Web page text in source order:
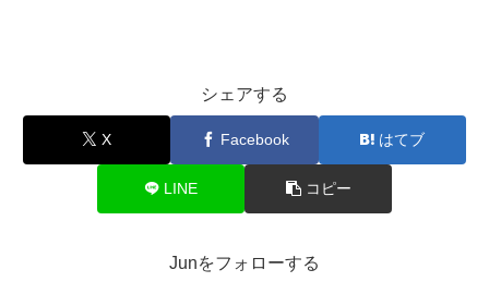
シェアする
X Facebook はてブ
LINE コピー
Junをフォローする